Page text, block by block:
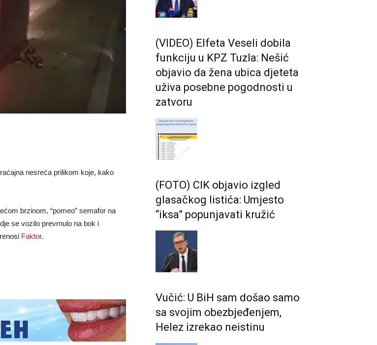
nesreća prilikom koje, kako
brzinom, “pomeo” semafor na
se vozilo prevrnulo na bok i
Faktor.
(VIDEO) Elfeta Veseli dobila
funkciju u KPZ Tuzla: Nešić
objavio da žena ubica djeteta
uživa posebne pogodnosti u
zatvoru
(FOTO) CIK objavio izgled
glasačkog listića: Umjesto
“iksa” popunjavati kružić
Vučić: U BiH sam došao samo
sa svojim obezbjeđenjem,
Helez izrekao neistinu